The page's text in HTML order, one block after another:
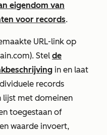
eigendom van
voor records.
URL-link op
). Stel de
in en laat
records
lijst met domeinen
toegestaan of
waarde invoert,